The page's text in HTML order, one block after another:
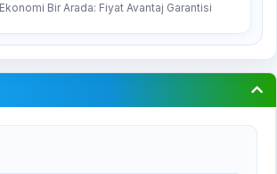
Bir Arada: Fiyat Avantaj Garantisi